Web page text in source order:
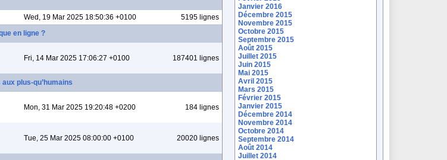
Wed, 19 Mar 2025 18:50:36 +0100
5195 lignes
en ligne ?
Fri, 14 Mar 2025 17:06:27 +0100 187401 lignes
plus-qu’humains
Mon, 31 Mar 2025 19:20:48 +0200 184 lignes
Tue, 25 Mar 2025 08:00:00 +0100 20020 lignes
Janvier 2016
Décembre 2015
Novembre 2015
Octobre 2015
Septembre 2015
Août 2015
Juillet 2015
Juin 2015
Mai 2015
Avril 2015
Mars 2015
Février 2015
Janvier 2015
Décembre 2014
Novembre 2014
Octobre 2014
Septembre 2014
Août 2014
Juillet 2014